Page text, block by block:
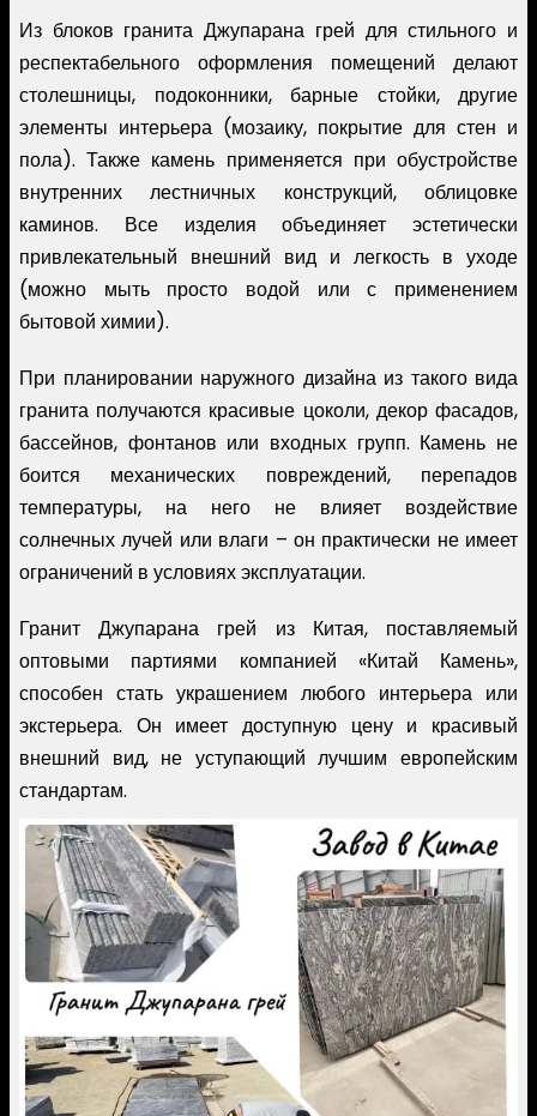
Из блоков гранита Джупарана грей для стильного и
респектабельного оформления помещений делают
столешницы, подоконники, барные стойки, другие
элементы интерьера (мозаику, покрытие для стен и
пола). Также камень применяется при обустройстве
внутренних лестничных конструкций, облицовке
каминов. Все изделия объединяет эстетически
привлекательный внешний вид и легкость в уходе
(можно мыть просто водой или с применением
бытовой химии).
При планировании наружного дизайна из такого вида
гранита получаются красивые цоколи, декор фасадов,
бассейнов, фонтанов или входных групп. Камень не
боится механических повреждений, перепадов
температуры, на него не влияет воздействие
солнечных лучей или влаги – он практически не имеет
ограничений в условиях эксплуатации.
Гранит Джупарана грей из Китая, поставляемый
оптовыми партиями компанией «Китай Камень»,
способен стать украшением любого интерьера или
экстерьера. Он имеет доступную цену и красивый
внешний вид, не уступающий лучшим европейским
стандартам.